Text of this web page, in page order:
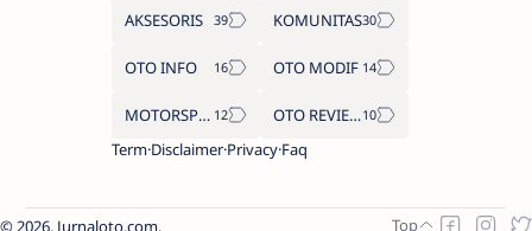
AKSESORIS KOMUNITAS
OTO INFO OTO MODIF
MOTORSPORT
OTO REVIEW
Term Disclaimer Privacy Faq
2026. Jurnaloto.com.